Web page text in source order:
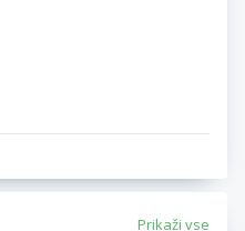
Prikaži vse